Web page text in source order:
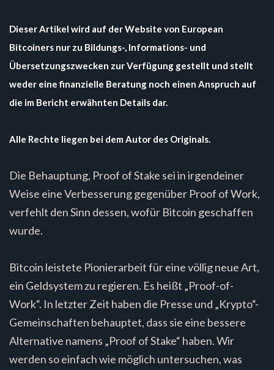
Dieser Artikel wird auf der Website von European
Bitcoiners nur zu Bildungs-, Informations- und
Übersetzungszwecken zur Verfügung gestellt und stellt
weder eine finanzielle Beratung noch einen Anspruch auf
die im Bericht erwähnten Details dar.
Alle Rechte liegen bei dem Autor des Originals.
Die Behauptung, Proof of Stake sei in irgendeiner
Weise eine Verbesserung gegenüber Proof of Work,
verfehlt den Sinn dessen, wofür Bitcoin geschaffen
wurde.
Bitcoin leistete Pionierarbeit für eine völlig neue Art,
ein Geldsystem zu regieren. Es heißt „Proof-of-
Work“. In letzter Zeit haben die Presse und „Krypto“-
Gemeinschaften behauptet, dass sie eine bessere
Alternative namens „Proof of Stake“ haben. Wir
werden so einfach wie möglich untersuchen, was